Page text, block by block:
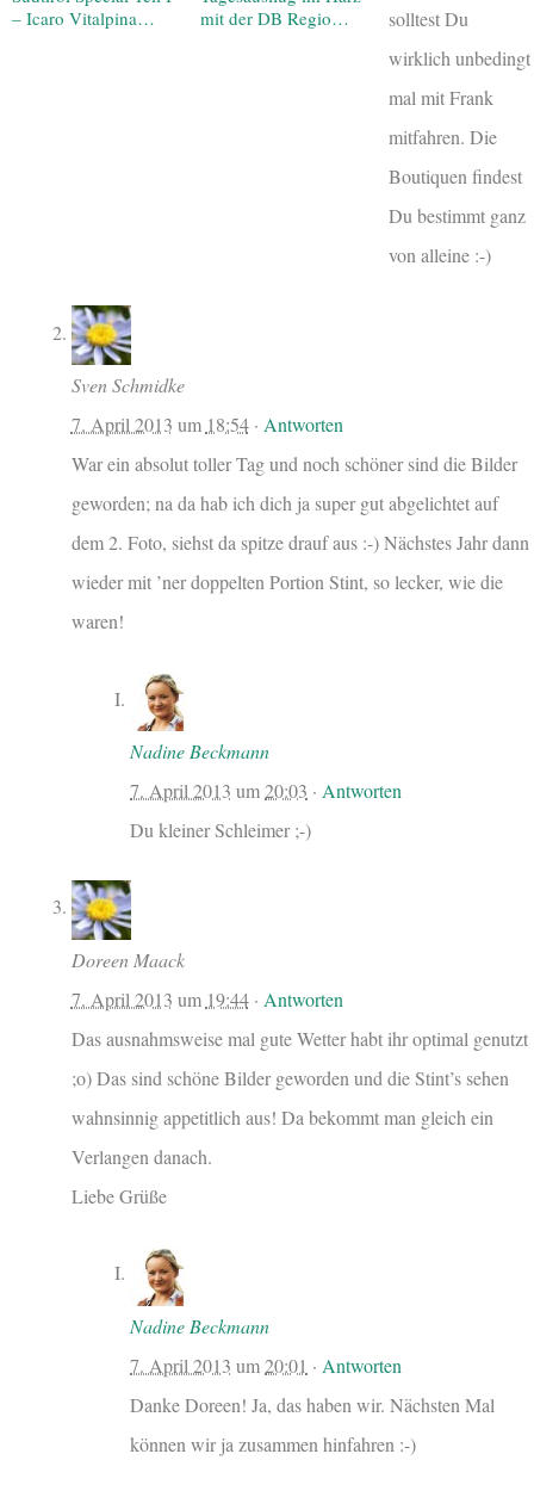
– Icaro Vitalpina…
mit der DB Regio…
solltest Du
wirklich unbedingt
mal mit Frank
mitfahren. Die
Boutiquen findest
Du bestimmt ganz
von alleine :-)
Sven Schmidke
7. April 2013 um 18:54· Antworten
War ein absolut toller Tag und noch schöner sind die Bilder
geworden; na da hab ich dich ja super gut abgelichtet auf
dem 2. Foto, siehst da spitze drauf aus :-) Nächstes Jahr dann
wieder mit ’ner doppelten Portion Stint, so lecker, wie die
waren!
Nadine Beckmann
7. April 2013 um20:03 · Antworten
Du kleiner Schleimer ;-)
Doreen Maack
7. April 2013 um 19:44· Antworten
Das ausnahmsweise mal gute Wetter habt ihr optimal genutzt
;o) Das sind schöne Bilder geworden und die Stint’s sehen
wahnsinnig appetitlich aus! Da bekommt man gleich ein
Verlangen danach.
Liebe Grüße
Nadine Beckmann
7. April 2013 um20:01 · Antworten
Danke Doreen! Ja, das haben wir. Nächsten Mal
können wir ja zusammen hinfahren :-)